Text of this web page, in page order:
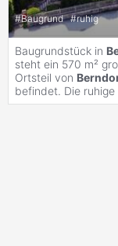
#Baugrund #ruhig
Baugrundstück in
steht ein 570 m²
Ortsteil von
befindet. Die